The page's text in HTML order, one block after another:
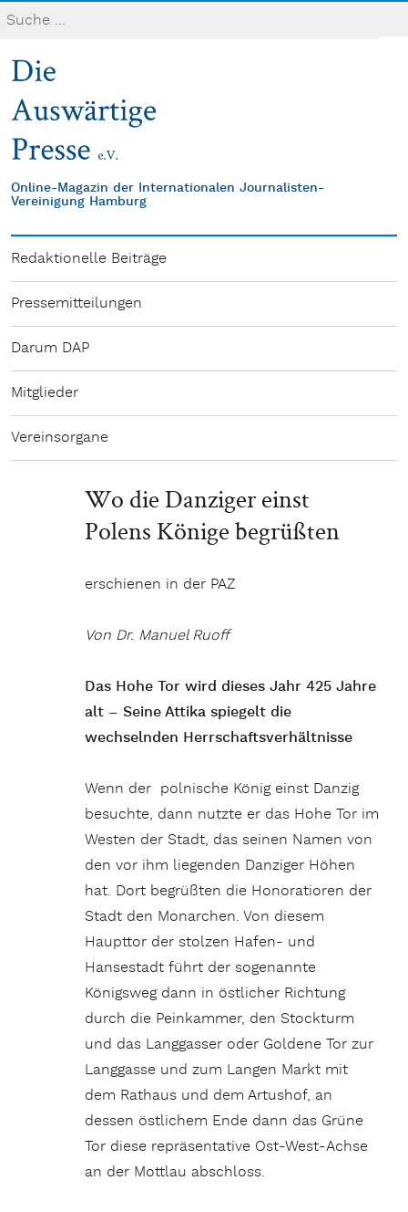
Online-Magazin der Internationalen Journalisten-
Vereinigung Hamburg
Redaktionelle Beiträge
Pressemitteilungen
Darum DAP
Mitglieder
Vereinsorgane
Wo die Danziger einst
Polens Könige begrüßten
erschienen in der PAZ
Von Dr. Manuel Ruoff
Das Hohe Tor wird dieses Jahr 425 Jahre
alt – Seine Attika spiegelt die
wechselnden Herrschaftsverhältnisse
Wenn der polnische König einst Danzig
besuchte, dann nutzte er das Hohe Tor im
Westen der Stadt, das seinen Namen von
den vor ihm liegenden Danziger Höhen
hat. Dort begrüßten die Honoratioren der
Stadt den Monarchen. Von diesem
Haupttor der stolzen Hafen- und
Hansestadt führt der sogenannte
Königsweg dann in östlicher Richtung
durch die Peinkammer, den Stockturm
und das Langgasser oder Goldene Tor zur
Langgasse und zum Langen Markt mit
dem Rathaus und dem Artushof, an
dessen östlichem Ende dann das Grüne
Tor diese repräsentative Ost-West-Achse
an der Mottlau abschloss.